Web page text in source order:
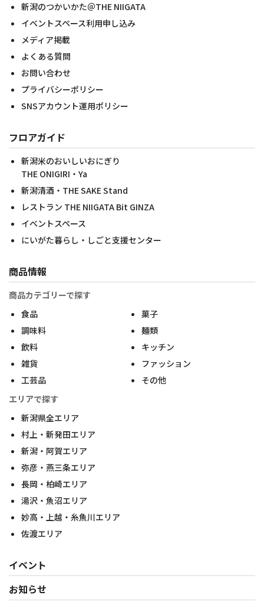
新潟のつかいかた＠THE NIIGATA
イベントスペース利用申し込み
メディア掲載
よくある質問
お問い合わせ
プライバシーポリシー
SNSアカウント運用ポリシー
フロアガイド
新潟米のおいしいおにぎり
THE ONIGIRI・Ya
新潟清酒・THE SAKE Stand
レストラン THE NIIGATA Bit GINZA
イベントスペース
にいがた暮らし・しごと支援センター
商品情報
商品カテゴリーで探す
食品
菓子
調味料
麺類
飲料
キッチン
雑貨
ファッション
工芸品
その他
エリアで探す
新潟県全エリア
村上・新発田エリア
新潟・阿賀エリア
弥彦・燕三条エリア
長岡・柏崎エリア
湯沢・魚沼エリア
妙高・上越・糸魚川エリア
佐渡エリア
イベント
お知らせ